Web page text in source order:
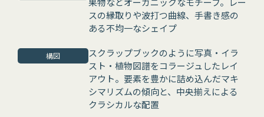
スの縁取りや波打つ曲線、手書き感の
ある不均一なシェイプ
構図
スクラップブックのように写真・イラ
スト・植物図譜をコラージュしたレイ
アウト。要素を豊かに詰め込んだマキ
シマリズムの傾向と、中央揃えによる
クラシカルな配置